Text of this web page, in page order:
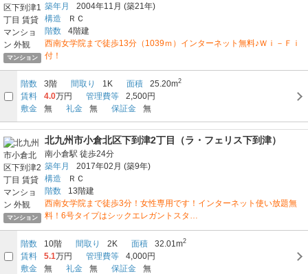
マンション
築年月
2004年11月 (築21年)
構造
ＲＣ
階数
4階建
西南女学院まで徒歩13分（1039ｍ）インターネット無料♪Ｗｉ－Ｆｉ
付！
階数 3階 間取り 1K 面積 25.20m2
賃料 4.0万円 管理費等
2,500円
敷金
無 礼金 無 保証金 無
マンション
北九州市小倉北区下到津2丁目（ラ・フェリス下到津）
南小倉駅 徒歩24分
築年月
2017年02月 (築9年)
構造
ＲＣ
階数
13階建
西南女学院まで徒歩3分！女性専用です！インターネット使い放題無
料！6号タイプはシックエレガントスタ…
階数 10階 間取り 2K 面積 32.01m2
賃料 5.1万円 管理費等
4,000円
敷金
無 礼金 無 保証金 無